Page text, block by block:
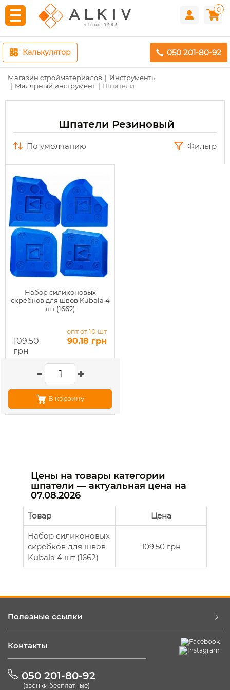
0
Калькулятор 050 201-80-92
Магазин стройматериалов
Инструменты
Малярный инструмент
Шпатели
Шпатели Резиновый
по умолчанию Фильтр
Набор силиконовых
скребков для швов Kubala 4
шт (1662)
109.50
грн
опт от 10 шт
90.18 грн
В корзину
Цены на товары категории
шпатели — актуальная цена на
07.08.2026
Товар Цена
Набор силиконовых
скребков для швов
Kubala 4 шт (1662)
109.50 грн
Полезные ссылки
Контакты
050 201-80-92
(звонки бесплатные)